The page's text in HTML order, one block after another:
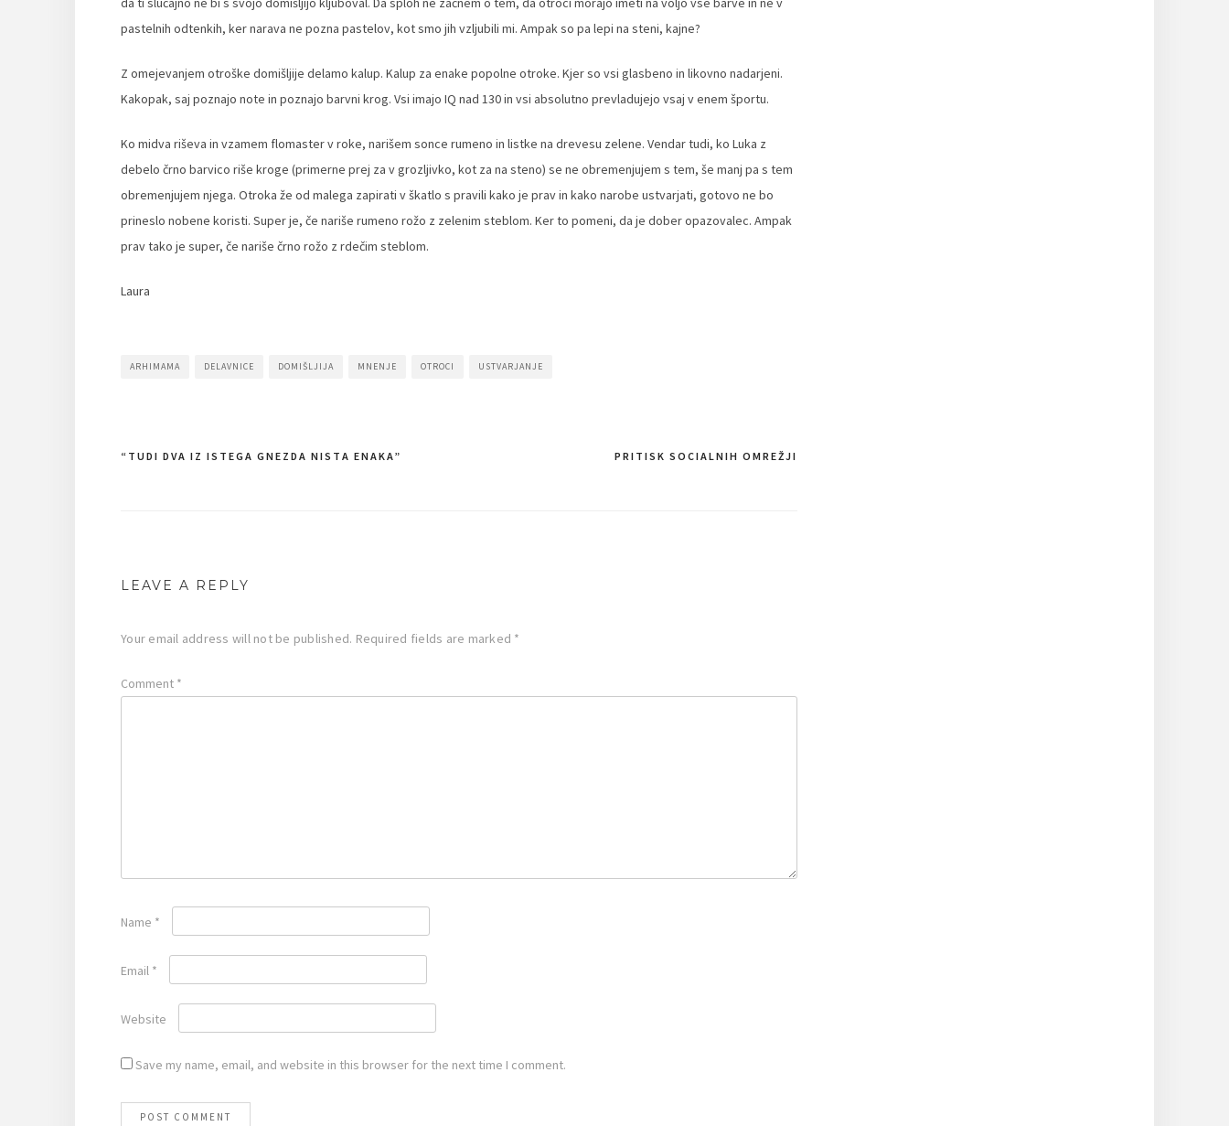
pastelnih odtenkih, ker narava ne pozna pastelov, kot smo jih vzljubili mi. Ampak so pa lepi na steni, kajne?
Z omejevanjem otroške domišljije delamo kalup. Kalup za enake popolne otroke. Kjer so vsi glasbeno in likovno nadarjeni.
Kakopak, saj poznajo note in poznajo barvni krog. Vsi imajo IQ nad 130 in vsi absolutno prevladujejo vsaj v enem športu.
Ko midva riševa in vzamem flomaster v roke, narišem sonce rumeno in listke na drevesu zelene. Vendar tudi, ko Luka z
debelo črno barvico riše kroge (primerne prej za v grozljivko, kot za na steno) se ne obremenjujem s tem, še manj pa s tem
obremenjujem njega. Otroka že od malega zapirati v škatlo s pravili kako je prav in kako narobe ustvarjati, gotovo ne bo
prineslo nobene koristi. Super je, če nariše rumeno rožo z zelenim steblom. Ker to pomeni, da je dober opazovalec. Ampak
prav tako je super, če nariše črno rožo z rdečim steblom.
Laura
ARHIMAMA DELAVNICE DOMIŠLJIJA MNENJE OTROCI USTVARJANJE
Post
PRITISK SOCIALNIH OMREŽJI
“TUDI DVA IZ ISTEGA GNEZDA NISTA ENAKA”
LEAVE A REPLY
Your email address will not be published. Required fields are marked *
Comment *
Name *
Email *
Website
Save my name, email, and website in this browser for the next time I comment.